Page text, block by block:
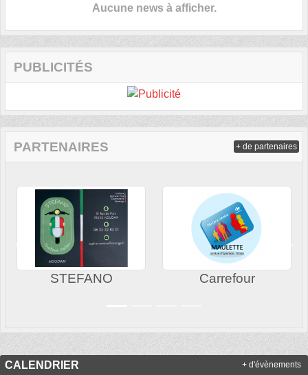
Aucune news à afficher.
PUBLICITÉS
PARTENAIRES
STEFANO Carrefour
Précedent
+ de partenaires
CALENDRIER + d'évènements